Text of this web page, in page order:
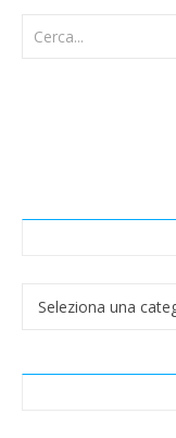
Categorie